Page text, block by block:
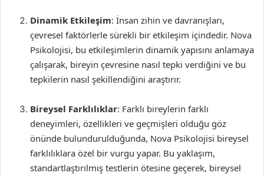
Dinamik Etkileşim: İnsan zihin ve davranışları,
çevresel faktörlerle sürekli bir etkileşim içindedir. Nova
Psikolojisi, bu etkileşimlerin dinamik yapısını anlamaya
çalışarak, bireyin çevresine nasıl tepki verdiğini ve bu
tepkilerin nasıl şekillendiğini araştırır.
Bireysel Farklılıklar: Farklı bireylerin farklı
deneyimleri, özellikleri ve geçmişleri olduğu göz
önünde bulundurulduğunda, Nova Psikolojisi bireysel
farklılıklara özel bir vurgu yapar. Bu yaklaşım,
standartlaştırılmış testlerin ötesine geçerek, bireysel